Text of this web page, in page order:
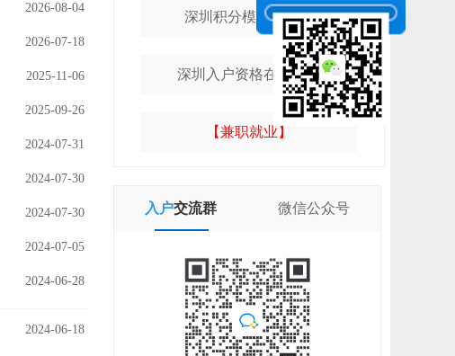
2026-08-04
2026-07-18
2025-11-06
2025-09-26
2024-07-31
2024-07-30
2024-07-30
2024-07-05
2024-06-28
2024-06-18
深圳积分模拟计算器
深圳入户资格在线测评
【兼职就业】
入户交流群 微信公众号